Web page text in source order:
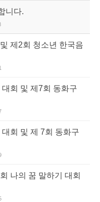
니다.
제2회 청소년 한국음
회 및 제7회 동화구
회 및 제 7회 동화구
나의 꿈 말하기 대회